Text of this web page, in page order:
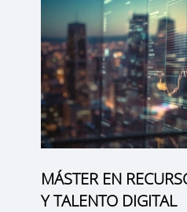
MÁSTER EN
Y TALENTO DIGITAL